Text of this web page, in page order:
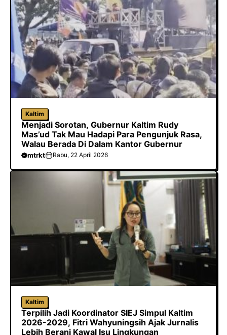
Kaltim
Menjadi Sorotan, Gubernur Kaltim Rudy
Mas’ud Tak Mau Hadapi Para Pengunjuk Rasa,
Walau Berada Di Dalam Kantor Gubernur
mtrkt Rabu, 22 April 2026
Kaltim
Terpilih Jadi Koordinator SIEJ Simpul Kaltim
2026-2029, Fitri Wahyuningsih Ajak Jurnalis
Lebih Berani Kawal Isu Lingkungan